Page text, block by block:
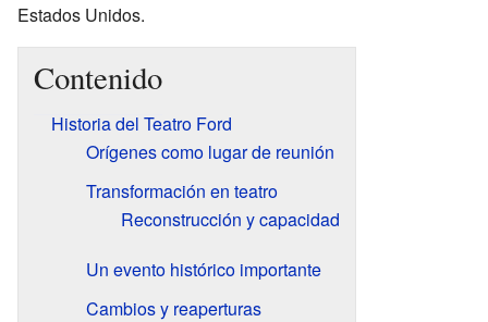
Estados Unidos.
Contenido
Historia del Teatro Ford
Orígenes como lugar de reunión
Transformación en teatro
Reconstrucción y capacidad
Un evento histórico importante
Cambios y reaperturas